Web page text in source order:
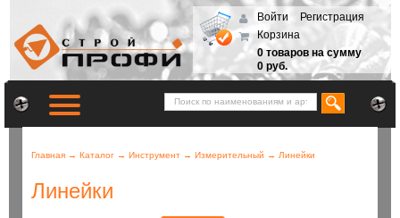
Войти
Регистрация
Корзина
0 товаров на сумму
0 руб.
Главная → Каталог → Инструмент → Измерительный → Линейки
Линейки